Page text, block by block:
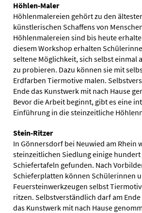
Höhlen-Maler
Höhlenmalereien gehört zu den
künstlerischen Schaffens von
Höhlenmalereien sind bis heute
diesem Workshop erhalten
seltene Möglichkeit, sich selbst einmal
zu probieren. Dazu können sie mit
Erdfarben Tiermotive malen.
Ende das Kunstwerk mit nach Hause
Bevor die Arbeit beginnt, gibt es eine
Einführung in die steinzeitliche
Stein-Ritzer
In Gönnersdorf bei Neuwied am Rhein
steinzeitlichen Siedlung einige
Schiefertafeln gefunden. Nach
Schieferplatten können Schülerinnen
Feuersteinwerkzeugen selbst
ritzen. Selbstverständlich darf am
das Kunstwerk mit nach Hause